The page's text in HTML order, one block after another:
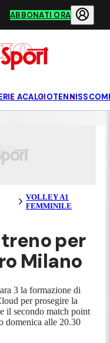
ABBONATI ORA
ACALCIOTENNIS
VOLLEY A1
FEMMINILE
per
Milano
3 la formazione di
per prosegire la
il secondo match point
domenica alle 20.30